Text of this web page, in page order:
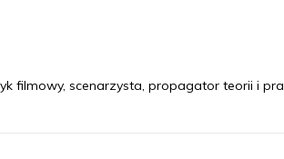
filmowy, scenarzysta, propagator teorii i